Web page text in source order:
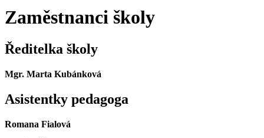
Zaměstnanci školy
Ředitelka školy
Mgr. Marta Kubánková
Asistentky pedagoga
Romana Fialová